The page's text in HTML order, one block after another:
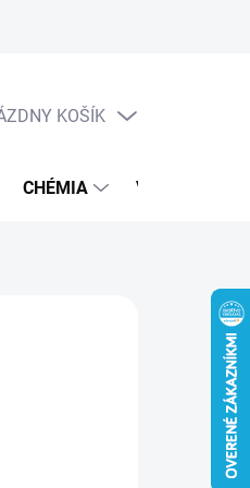
NÁKUPNÝ
KOŠÍK
CHÉMIA VEREJNÝ